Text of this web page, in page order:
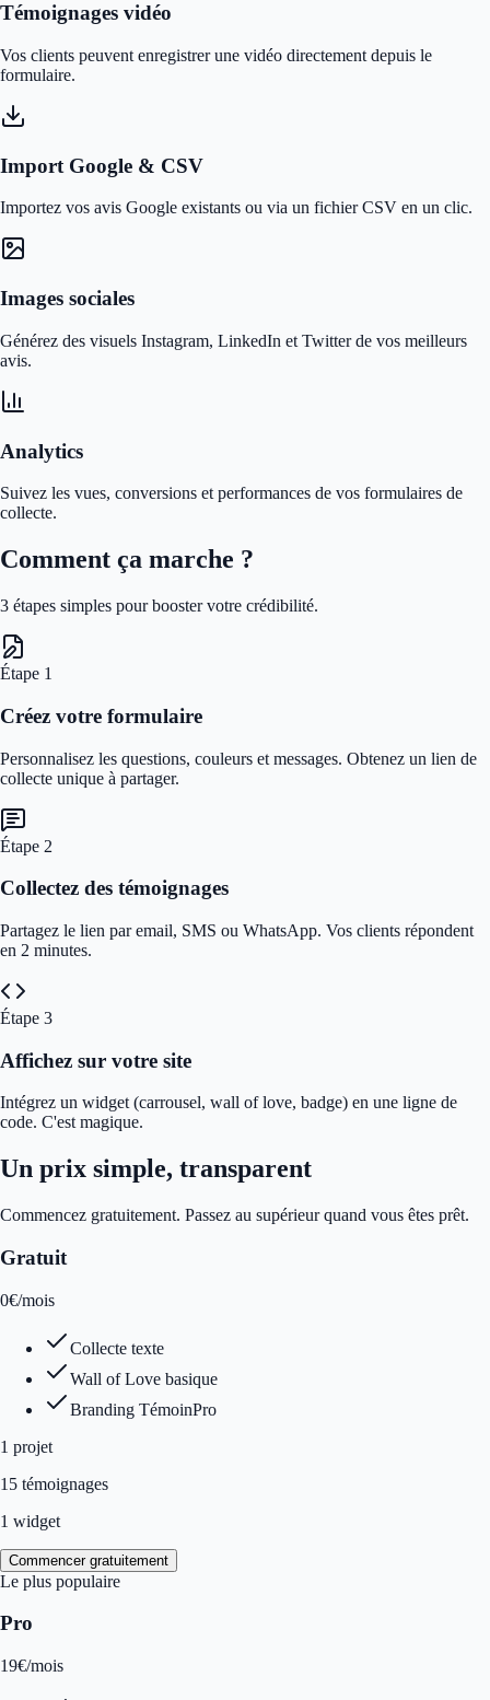
Témoignages vidéo
Vos clients peuvent enregistrer une vidéo directement depuis le
formulaire.
Import Google & CSV
Importez vos avis Google existants ou via un fichier CSV en un clic.
Images sociales
Générez des visuels Instagram, LinkedIn et Twitter de vos meilleurs
avis.
Analytics
Suivez les vues, conversions et performances de vos formulaires de
collecte.
Comment ça marche ?
3 étapes simples pour booster votre crédibilité.
Étape 1
Créez votre formulaire
Personnalisez les questions, couleurs et messages. Obtenez un lien de
collecte unique à partager.
Étape 2
Collectez des témoignages
Partagez le lien par email, SMS ou WhatsApp. Vos clients répondent
en 2 minutes.
Étape 3
Affichez sur votre site
Intégrez un widget (carrousel, wall of love, badge) en une ligne de
code. C'est magique.
Un prix simple, transparent
Commencez gratuitement. Passez au supérieur quand vous êtes prêt.
Gratuit
0€/mois
Collecte texte
Wall of Love basique
Branding TémoinPro
1 projet
15 témoignages
1 widget
Commencer gratuitement
Le plus populaire
Pro
19€/mois